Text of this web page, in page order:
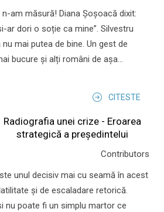
am măsură! Diana Șoșoacă dixit:
ar dori o soție ca mine”. Silvestru
mai putea de bine. Un gest de
bucure și alți români de așa...
CITESTE
Radiografia unei crize - Eroarea
strategică a președintelui
Contributors
unul decisiv mai cu seamă în acest
şi de escaladare retorică.
nu poate fi un simplu martor ce